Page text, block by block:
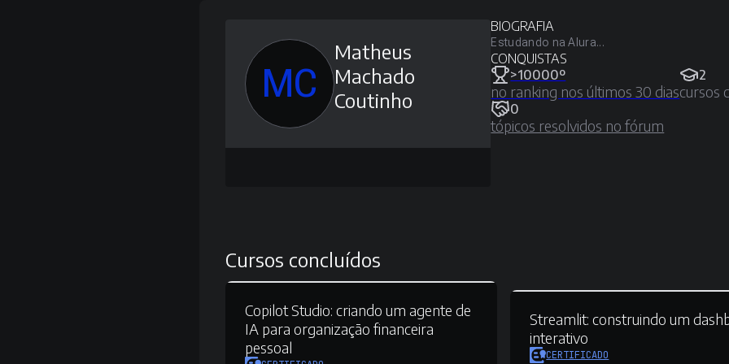
MC
Matheus
Machado
Coutinho
BIOGRAFIA
Estudando na Alura...
CONQUISTAS
>10000º
no ranking nos últimos 30 dias
2
cursos
0
tópicos resolvidos no fórum
Cursos concluídos
Copilot Studio: criando um agente de
IA para organização financeira
pessoal
Streamlit: construindo um
interativo
CERTIFICADO